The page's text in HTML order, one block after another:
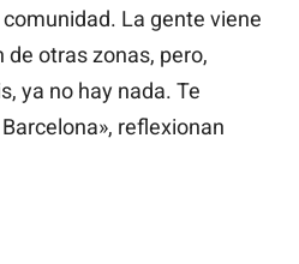
La gente viene
de otras zonas, pero,
ya no hay nada. Te
reflexionan